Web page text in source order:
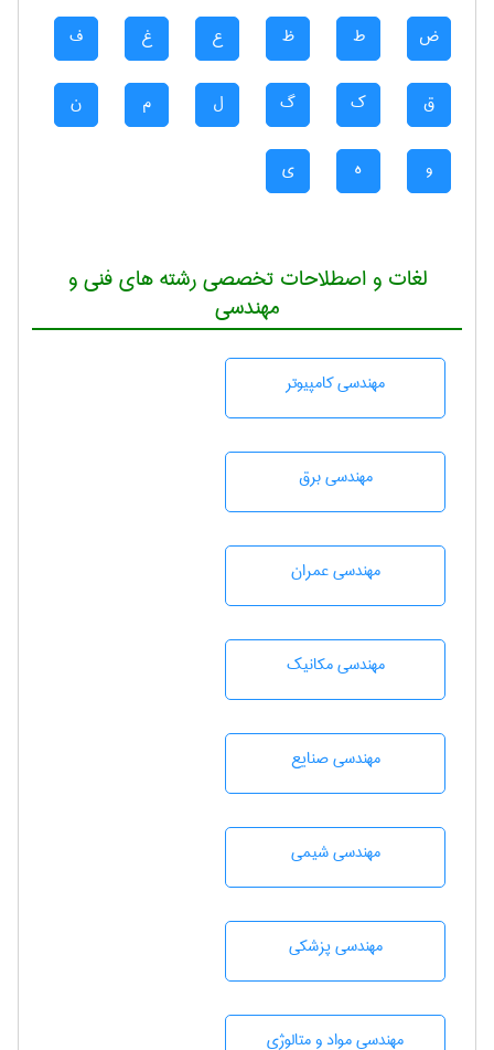
ض ط ظ ع غ ف
ق ک گ ل م ن
و ه ی
لغات و اصطلاحات تخصصی رشته های فنی و
مهندسی
مهندسی كامپيوتر
مهندسی برق
مهندسی عمران
مهندسی مکانیک
مهندسی صنايع
مهندسي شيمی
مهندسی پزشکی
مهندسی مواد و متالوژی